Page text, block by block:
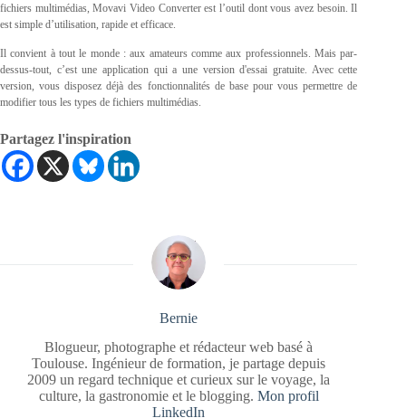
fichiers multimédias, Movavi Video Converter est l’outil dont vous avez besoin. Il
est simple d’utilisation, rapide et efficace.
Il convient à tout le monde : aux amateurs comme aux professionnels. Mais par-
dessus-tout, c’est une application qui a une version d'essai gratuite. Avec cette
version, vous disposez déjà des fonctionnalités de base pour vous permettre de
modifier tous les types de fichiers multimédias.
Partagez l'inspiration
Bernie
Blogueur, photographe et rédacteur web basé à
Toulouse. Ingénieur de formation, je partage depuis
2009 un regard technique et curieux sur le voyage, la
culture, la gastronomie et le blogging. Mon profil
LinkedIn